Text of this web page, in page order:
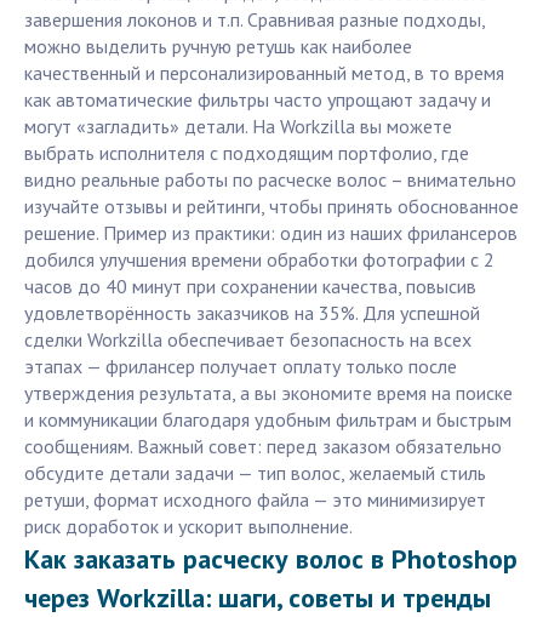
завершения локонов и т.п. Сравнивая разные подходы,
можно выделить ручную ретушь как наиболее
качественный и персонализированный метод, в то время
как автоматические фильтры часто упрощают задачу и
могут «загладить» детали. На Workzilla вы можете
выбрать исполнителя с подходящим портфолио, где
видно реальные работы по расческе волос – внимательно
изучайте отзывы и рейтинги, чтобы принять обоснованное
решение. Пример из практики: один из наших фрилансеров
добился улучшения времени обработки фотографии с 2
часов до 40 минут при сохранении качества, повысив
удовлетворённость заказчиков на 35%. Для успешной
сделки Workzilla обеспечивает безопасность на всех
этапах — фрилансер получает оплату только после
утверждения результата, а вы экономите время на поиске
и коммуникации благодаря удобным фильтрам и быстрым
сообщениям. Важный совет: перед заказом обязательно
обсудите детали задачи — тип волос, желаемый стиль
ретуши, формат исходного файла — это минимизирует
риск доработок и ускорит выполнение.
Как заказать расческу волос в Photoshop
через Workzilla: шаги, советы и тренды